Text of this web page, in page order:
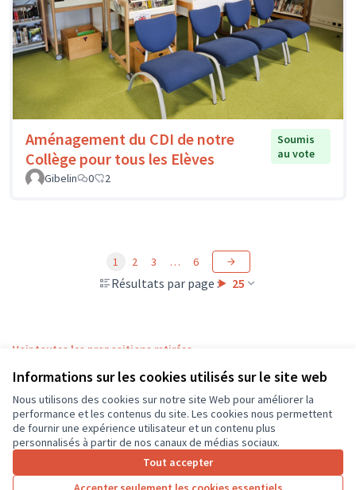
Informations sur les cookies utilisés sur le site web
Nous utilisons des cookies sur notre site Web pour améliorer la
performance et les contenus du site. Les cookies nous permettent
de fournir une expérience utilisateur et un contenu plus
personnalisés à partir de nos canaux de médias sociaux.
Tout accepter
Aménagement du CDI de notre
Collège pour tous les Elèves
Soumis
au vote
Gibelin
0 2
Résultats par page : 25
1 2 3 … 6
Voir toutes les propositions retirées
Conditions d'utilisation
Paramètres des cookies
CD37 sur X
(Lien externe)
CD37 sur Facebook
CD37 sur Instagram
CD37 sur YouTube
(Lien externe)